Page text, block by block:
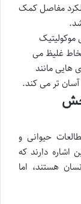
مفاصل کمک
موکولیتیک
غلیظ می
هایی مانند
تر می کند.
حیوانی و
اشاره دارند که
هستند، اما